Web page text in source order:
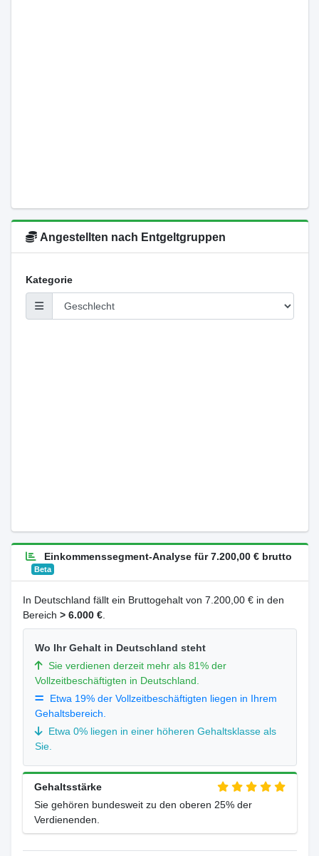
Angestellten nach Entgeltgruppen
Kategorie
Einkommenssegment-Analyse für 7.200,00 € brutto
Beta
In Deutschland fällt ein Bruttogehalt von 7.200,00 € in den
Bereich > 6.000 €.
Wo Ihr Gehalt in Deutschland steht
Sie verdienen derzeit mehr als 81% der
Vollzeitbeschäftigten in Deutschland.
Etwa 19% der Vollzeitbeschäftigten liegen in Ihrem
Gehaltsbereich.
Etwa 0% liegen in einer höheren Gehaltsklasse als
Sie.
Gehaltsstärke
Sie gehören bundesweit zu den oberen 25% der
Verdienenden.